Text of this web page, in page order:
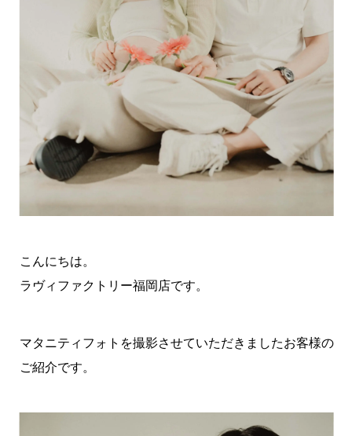
こんにちは。
ラヴィファクトリー福岡店です。
マタニティフォトを撮影させていただきましたお客様の
ご紹介です。